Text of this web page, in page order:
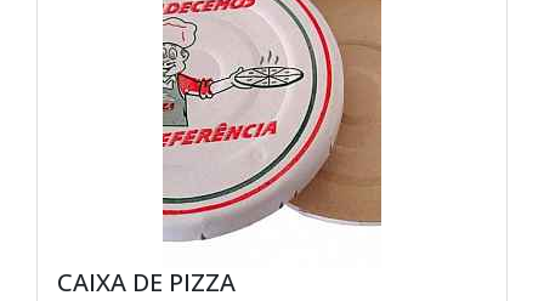
CAIXA DE PIZZA